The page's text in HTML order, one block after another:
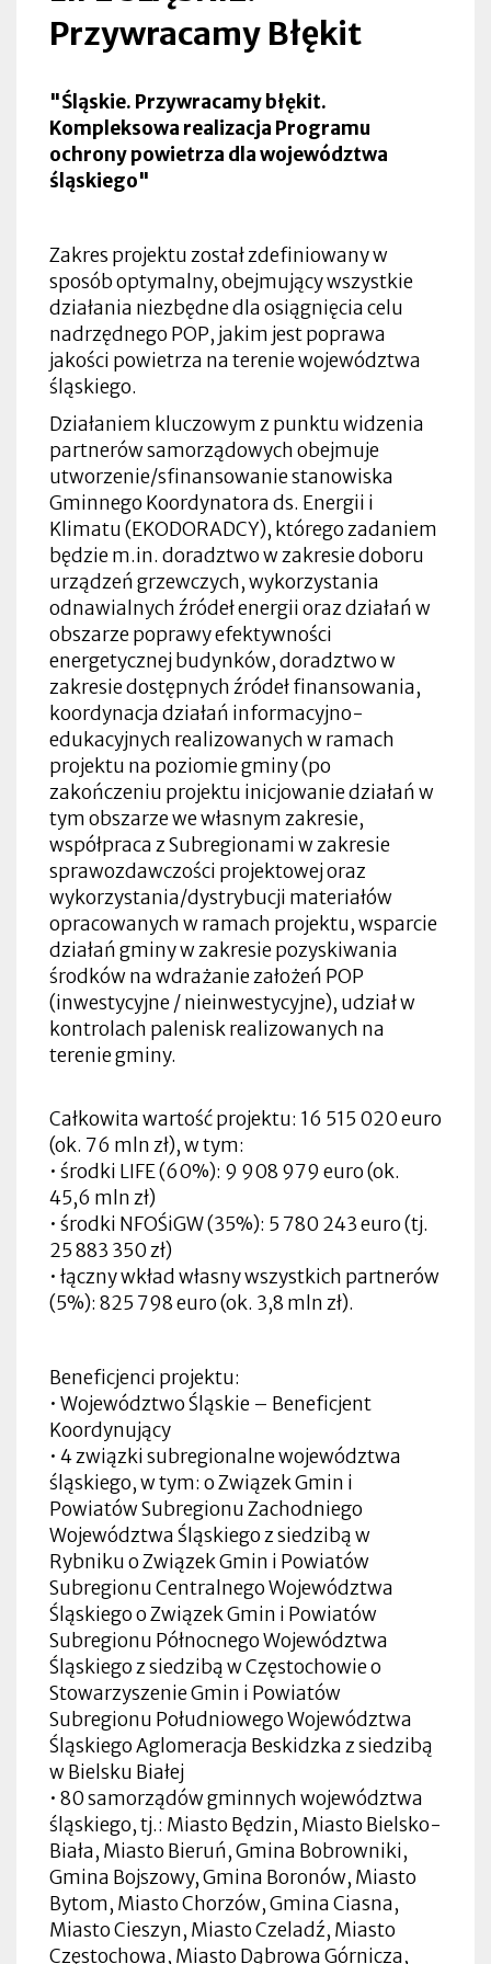
Przywracamy Błękit
"Śląskie. Przywracamy błękit.
Kompleksowa realizacja Programu
ochrony powietrza dla województwa
śląskiego"
Zakres projektu został zdefiniowany w
sposób optymalny, obejmujący wszystkie
działania niezbędne dla osiągnięcia celu
nadrzędnego POP, jakim jest poprawa
jakości powietrza na terenie województwa
śląskiego.
Działaniem kluczowym z punktu widzenia
partnerów samorządowych obejmuje
utworzenie/sfinansowanie stanowiska
Gminnego Koordynatora ds. Energii i
Klimatu (EKODORADCY), którego zadaniem
będzie m.in. doradztwo w zakresie doboru
urządzeń grzewczych, wykorzystania
odnawialnych źródeł energii oraz działań w
obszarze poprawy efektywności
energetycznej budynków, doradztwo w
zakresie dostępnych źródeł finansowania,
koordynacja działań informacyjno-
edukacyjnych realizowanych w ramach
projektu na poziomie gminy (po
zakończeniu projektu inicjowanie działań w
tym obszarze we własnym zakresie,
współpraca z Subregionami w zakresie
sprawozdawczości projektowej oraz
wykorzystania/dystrybucji materiałów
opracowanych w ramach projektu, wsparcie
działań gminy w zakresie pozyskiwania
środków na wdrażanie założeń POP
(inwestycyjne / nieinwestycyjne), udział w
kontrolach palenisk realizowanych na
terenie gminy.
Całkowita wartość projektu: 16 515 020 euro
(ok. 76 mln zł), w tym:
• środki LIFE (60%): 9 908 979 euro (ok.
45,6 mln zł)
• środki NFOŚiGW (35%): 5 780 243 euro (tj.
25 883 350 zł)
• łączny wkład własny wszystkich partnerów
(5%): 825 798 euro (ok. 3,8 mln zł).
Beneficjenci projektu:
• Województwo Śląskie – Beneficjent
Koordynujący
• 4 związki subregionalne województwa
śląskiego, w tym: o Związek Gmin i
Powiatów Subregionu Zachodniego
Województwa Śląskiego z siedzibą w
Rybniku o Związek Gmin i Powiatów
Subregionu Centralnego Województwa
Śląskiego o Związek Gmin i Powiatów
Subregionu Północnego Województwa
Śląskiego z siedzibą w Częstochowie o
Stowarzyszenie Gmin i Powiatów
Subregionu Południowego Województwa
Śląskiego Aglomeracja Beskidzka z siedzibą
w Bielsku Białej
• 80 samorządów gminnych województwa
śląskiego, tj.: Miasto Będzin, Miasto Bielsko-
Biała, Miasto Bieruń, Gmina Bobrowniki,
Gmina Bojszowy, Gmina Boronów, Miasto
Bytom, Miasto Chorzów, Gmina Ciasna,
Miasto Cieszyn, Miasto Czeladź, Miasto
Częstochowa, Miasto Dąbrowa Górnicza,